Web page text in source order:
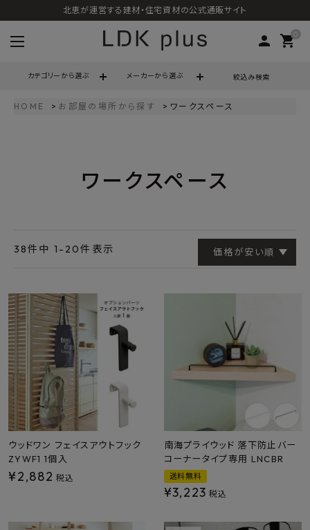
北恵が運営する建材・住宅資材の公式通販サイト
person 0
shopping_cart
カテゴリーから選ぶ メーカーから選ぶ 絞込み検索
06-6121-9302
ようこそ ゲスト 様
最近チェックした商品
FAX注文はこちらから
カテゴリーから選ぶ
メーカーから選ぶ
ご利用ガイド
HOME お部屋の場所から探す ワークスペース
ワークスペース
価格が安い順
38件中 1 - 20件表示
ウッドワン フェイスアウトフック
ZYWF1 1個入
¥2,882 税込
南海プライウッド 落下防止バー
コーナータイプ専用 LNCBR
送料無料
¥3,223 税込